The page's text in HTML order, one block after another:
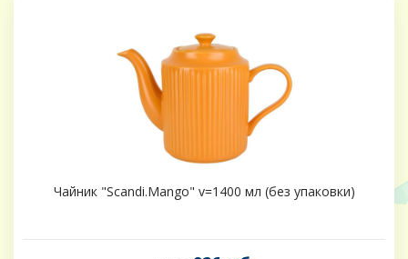
Чайник "Scandi.Mango" v=1400 мл (без упаковки)